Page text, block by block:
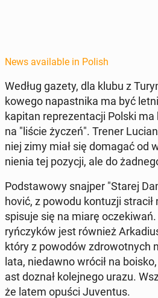
News available in Polish
Według gazety, dla klubu z
kowego na­past­ni­ka ma być
kapitan reprezen­tacji Polski
na "liście życzeń". Trener
niej zimy miał się domagać od
nienia tej pozycji, ale do
Pod­sta­wowy snajper "Starej
hović, z powodu kon­tuzji stracił
spisuje się na miarę
ryńczyków jest również
który z powodów zdrowot­nych
lata, niedawno wrócił na
ast doznał kole­jnego urazu.
że latem opuści Ju­ven­tus.